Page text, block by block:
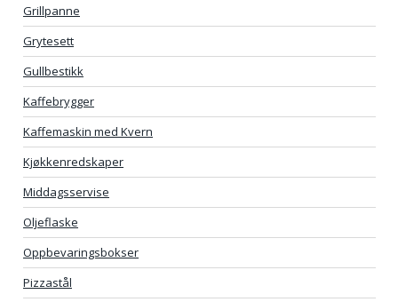
Grillpanne
Grytesett
Gullbestikk
Kaffebrygger
Kaffemaskin med Kvern
Kjøkkenredskaper
Middagsservise
Oljeflaske
Oppbevaringsbokser
Pizzastål